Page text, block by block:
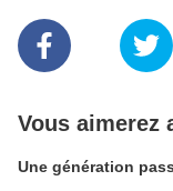
Vous aimerez
Une génération